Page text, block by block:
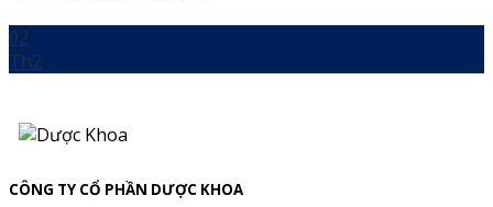
02
Th2
CÔNG TY CỔ PHẦN DƯỢC KHOA